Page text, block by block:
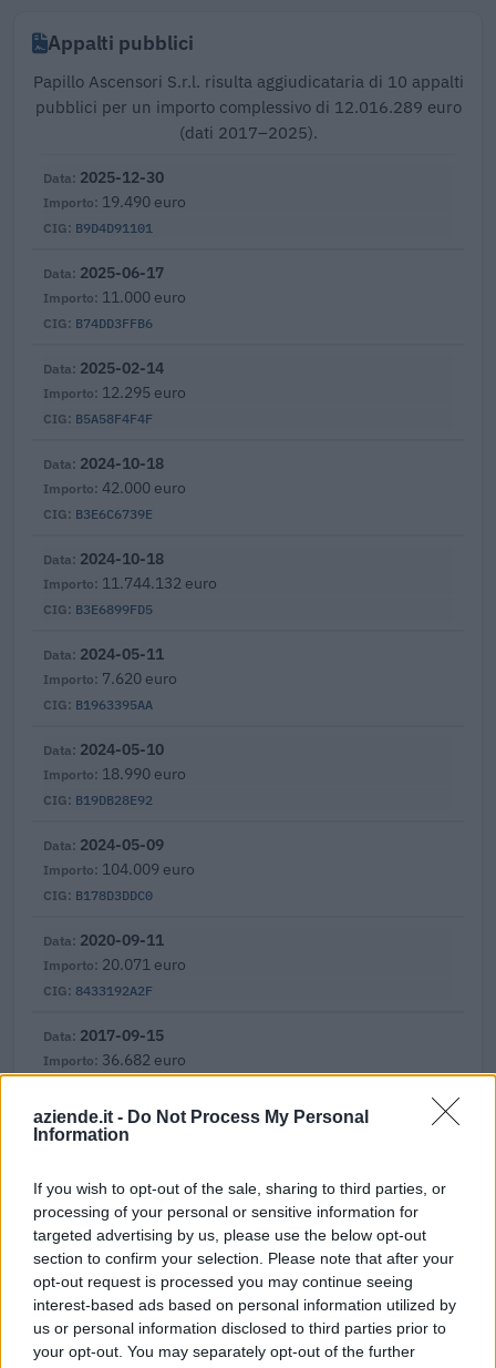
aziende.it - Do Not Process My Personal
Information
If you wish to opt-out of the sale, sharing to third parties, or
processing of your personal or sensitive information for
targeted advertising by us, please use the below opt-out
section to confirm your selection. Please note that after your
opt-out request is processed you may continue seeing
interest-based ads based on personal information utilized by
us or personal information disclosed to third parties prior to
your opt-out. You may separately opt-out of the further
Appalti pubblici
Papillo Ascensori S.r.l. risulta aggiudicataria di 10 appalti
pubblici per un importo complessivo di 12.016.289 euro
(dati 2017–2025).
B9D4D91101
2025-12-30
19.490 euro
B74DD3FFB6
2025-06-17
11.000 euro
B5A58F4F4F
2025-02-14
12.295 euro
B3E6C6739E
2024-10-18
42.000 euro
B3E6899FD5
2024-10-18
11.744.132 euro
B1963395AA
2024-05-11
7.620 euro
B19DB28E92
2024-05-10
18.990 euro
B178D3DDC0
2024-05-09
104.009 euro
8433192A2F
2020-09-11
20.071 euro
2017-09-15
36.682 euro
Fonte:ANAC – Banca Dati Nazionale Contratti Pubblici
(Open Data,
Aiuti di Stato e contributi pubblici
Papillo Ascensori S.r.l. risulta beneficiaria di 8 aiuti o
contributi pubblici per un totale di 142.652 euro (2021–
2023).